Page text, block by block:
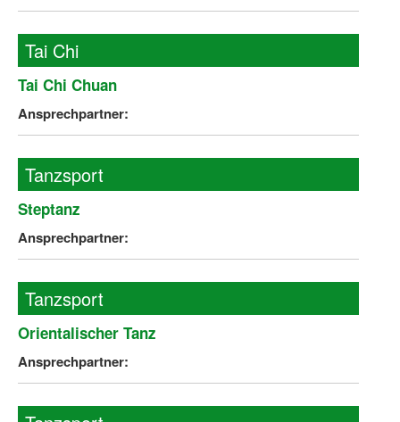
Tai Chi
Tai Chi Chuan
Ansprechpartner:
Tanzsport
Steptanz
Ansprechpartner:
Tanzsport
Orientalischer Tanz
Ansprechpartner: